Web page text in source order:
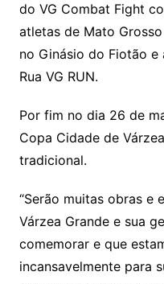
do VG Combat Fight
atletas de Mato
no Ginásio do Fiotão
Rua VG RUN.
Por fim no dia 26 de
Copa Cidade de
tradicional.
“Serão muitas obras e
Várzea Grande e sua
comemorar e que
incansavelmente para